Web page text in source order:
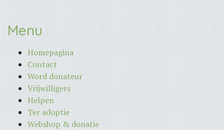
Menu
Homepagina
Contact
Word donateur
Vrijwilligers
Helpen
Ter adoptie
Webshop & donatie